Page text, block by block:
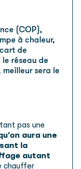
(COP),
à chaleur,
de
réseau de
sera le
pas une
aura une
la
autant
chauffer